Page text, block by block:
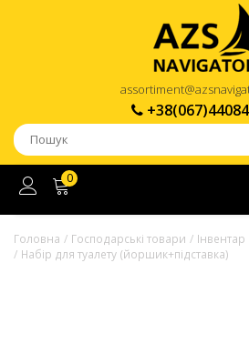
0
Головна Господарські товари
Набір для туалету (йоршик+підставка)